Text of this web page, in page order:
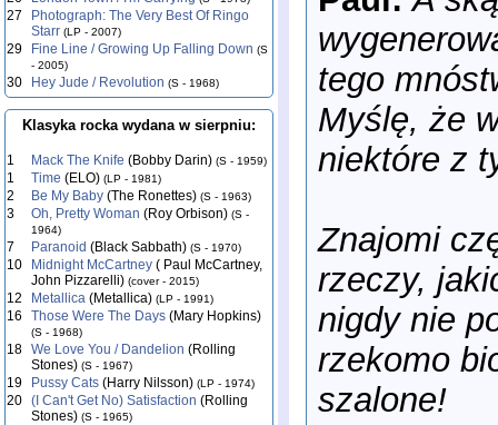
27
Photograph: The Very Best Of Ringo
Starr (LP - 2007)
29 Fine Line / Growing Up Falling Down (S
- 2005)
30 Hey Jude / Revolution (S - 1968)
Klasyka rocka wydana w sierpniu:
1 Mack The Knife (Bobby Darin) (S - 1959)
1 Time (ELO) (LP - 1981)
2 Be My Baby (The Ronettes) (S - 1963)
3 Oh, Pretty Woman (Roy Orbison) (S -
1964)
7 Paranoid (Black Sabbath) (S - 1970)
10 Midnight McCartney ( Paul McCartney,
John Pizzarelli) (cover - 2015)
12 Metallica (Metallica) (LP - 1991)
16 Those Were The Days (Mary Hopkins)
(S - 1968)
18 We Love You / Dandelion (Rolling
Stones) (S - 1967)
19 Pussy Cats (Harry Nilsson) (LP - 1974)
20 (I Can't Get No) Satisfaction (Rolling
Stones) (S - 1965)
tego
Myślę, że
niektóre z
Znajomi
rzeczy,
nigdy nie
rzekomo
szalone!